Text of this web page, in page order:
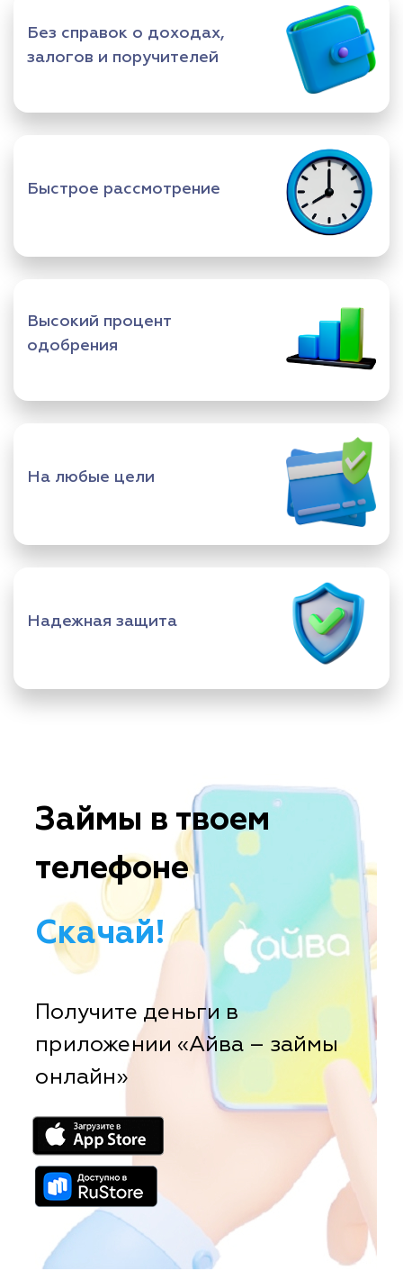
Без справок о доходах,
залогов и поручителей
Быстрое рассмотрение
Высокий процент
одобрения
На любые цели
Надежная защита
Займы в твоем
телефоне
Скачай!
Получите деньги в
приложении «Айва – займы
онлайн»